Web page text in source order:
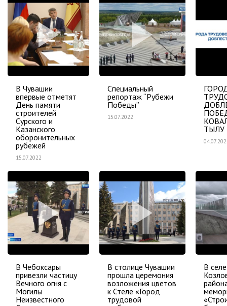
В Чувашии
впервые отметят
День памяти
строителей
Сурского и
Казанского
оборонительных
рубежей
15.07.2022
Специальный
репортаж “Рубежи
Победы”
15.07.2022
ТЫЛУ
В Чебоксары
привезли частицу
Вечного огня с
Могилы
Неизвестного
В столице Чувашии
прошла церемония
возложения цветов
к Стеле «Город
трудовой
В